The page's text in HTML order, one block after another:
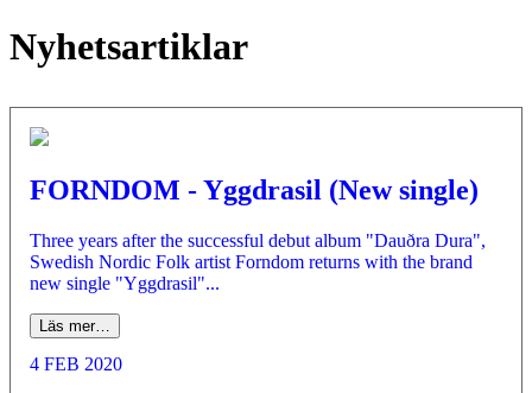
Nyhetsartiklar
FORNDOM - Yggdrasil (New single)
Three years after the successful debut album "Dauðra Dura",
Swedish Nordic Folk artist Forndom returns with the brand
new single "Yggdrasil"...
Läs mer…
4 FEB 2020